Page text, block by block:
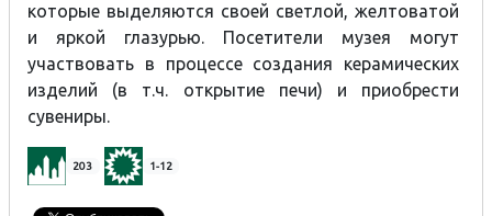
которые выделяются своей светлой, желтоватой
и яркой глазурью. Посетители музея могут
участвовать в процессе создания керамических
изделий (в т.ч. открытие печи) и приобрести
сувениры.
203 1-12